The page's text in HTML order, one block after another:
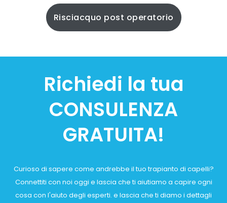
Risciacquo post operatorio
Richiedi la tua
CONSULENZA
GRATUITA!
Curioso di sapere come andrebbe il tuo trapianto di capelli?
Connettiti con noi oggi e lascia che ti aiutiamo a capire ogni
cosa con l'aiuto degli esperti. e lascia che ti diamo i dettagli